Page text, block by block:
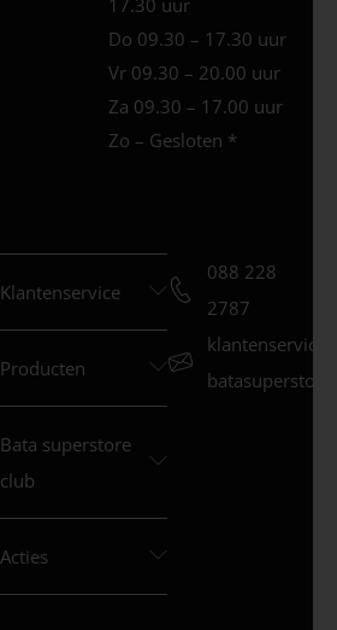
Do 09.30 – 17.30 uur
Vr 09.30 – 20.00 uur
Za 09.30 – 17.00 uur
Zo – Gesloten *
Klantenservice
Producten
Bata superstore
club
Acties
088 228
2787